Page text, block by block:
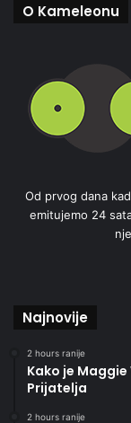
O Kameleonu
Od prvog dana
emitujemo 24
Najnovije
2 hours ranije
Kako je
Prijatelja
2 hours ranije